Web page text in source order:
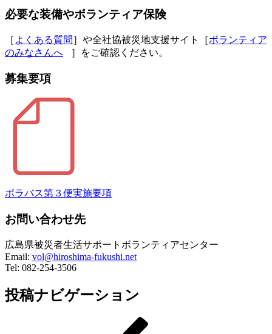
必要な装備やボランティア保険
［ よくある質問 ］や全社協被災地支援サイト［ボランティア
のみなさんへ
］をご確認ください。
募集要項
ボラバス第３便実施要項
お問い合わせ先
広島県被災者生活サポートボランティアセンター
Email: vol@hiroshima-fukushi.net
Tel: 082-254-3506
投稿ナビゲーション